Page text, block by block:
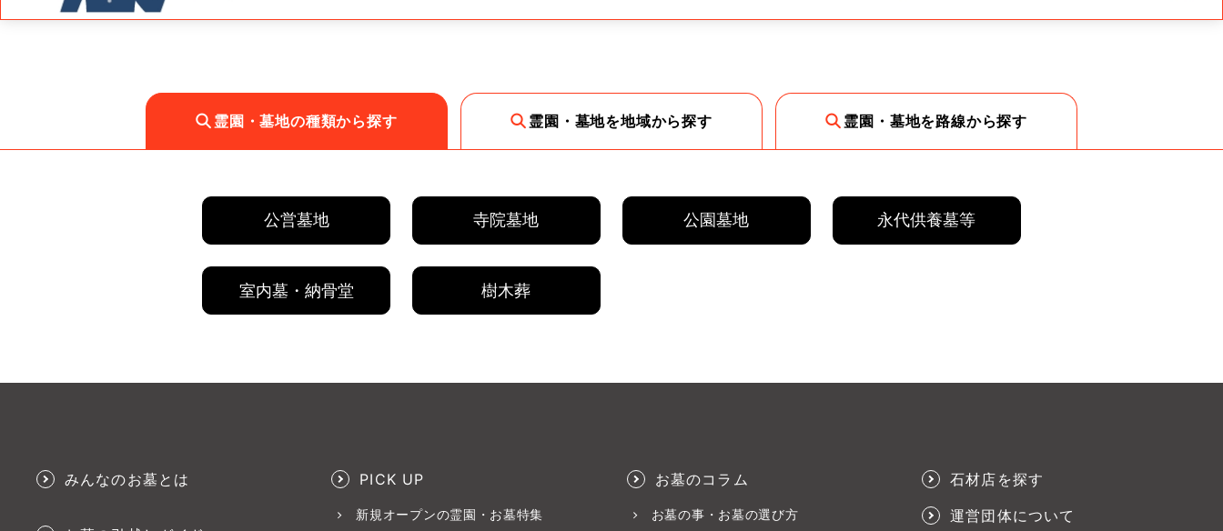
霊園・墓地の種類から探す 霊園・墓地を地域から探す 霊園・墓地を路線から探す
公営墓地 寺院墓地 公園墓地 永代供養墓等
室内墓・納骨堂 樹木葬
みんなのお墓とは PICK UP
新規オープンの霊園・お墓特集
お墓のコラム
お墓の事・お墓の選び方
石材店を探す
運営団体について